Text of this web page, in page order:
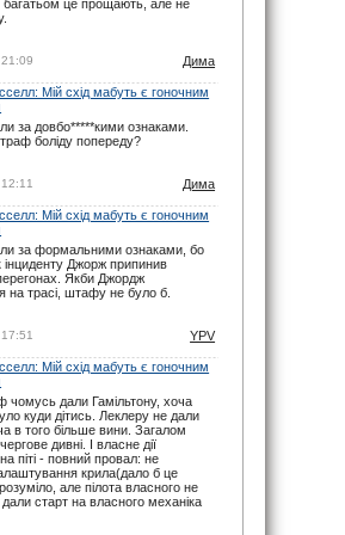
у вас помилки з часом
гонку. Виправте, або взагалі
годину початку гонок. Другий рік
серйозно.
трансляцій немає.
: Вітаю шановні.
03.05.26 18:41
головна інтрига: залишиться
на старті чи, як завжди…
03.05.26 14:04
буде якщо титул візьме не
50G відчув Берман
з бар'єром, повідомив Девід
29.03.26 09:12
— Рассел ще більше програв
дуже гарно стартують.
15.03.26 15:43
у своїй лізі. Був би Кімі
то взагалі не було би шансів в
багатьом це прощають, але не
Дима
Мій схід мабуть є гоночним
за довбо*****кими ознаками.
боліду попереду?
Дима
Мій схід мабуть є гоночним
за формальними ознаками, бо
інциденту Джорж припинив
Якби Джордж
на трасі, штафу не було б.
YPV
Мій схід мабуть є гоночним
чомусь дали Гамільтону, хоча
куди дітись. Леклеру не дали
в того більше вини. Загалом
дивні. І власне дії
піті - повний провал: не
крила(дало б це
але пілота власного не
старт на власного механіка